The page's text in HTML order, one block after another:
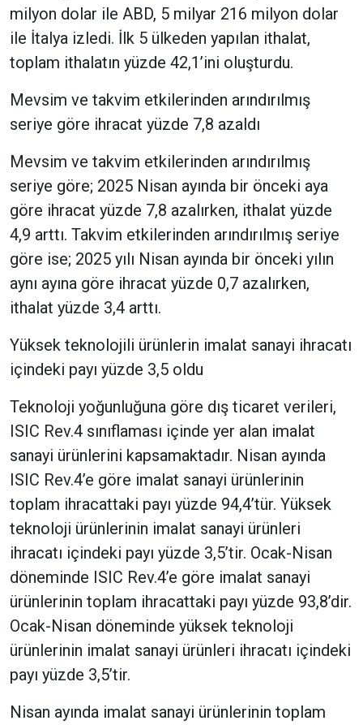
milyon dolar ile ABD, 5 milyar 216 milyon dolar
ile İtalya izledi. İlk 5 ülkeden yapılan ithalat,
toplam ithalatın yüzde 42,1’ini oluşturdu.
Mevsim ve takvim etkilerinden arındırılmış
seriye göre ihracat yüzde 7,8 azaldı
Mevsim ve takvim etkilerinden arındırılmış
seriye göre; 2025 Nisan ayında bir önceki aya
göre ihracat yüzde 7,8 azalırken, ithalat yüzde
4,9 arttı. Takvim etkilerinden arındırılmış seriye
göre ise; 2025 yılı Nisan ayında bir önceki yılın
aynı ayına göre ihracat yüzde 0,7 azalırken,
ithalat yüzde 3,4 arttı.
Yüksek teknolojili ürünlerin imalat sanayi ihracatı
içindeki payı yüzde 3,5 oldu
Teknoloji yoğunluğuna göre dış ticaret verileri,
ISIC Rev.4 sınıflaması içinde yer alan imalat
sanayi ürünlerini kapsamaktadır. Nisan ayında
ISIC Rev.4’e göre imalat sanayi ürünlerinin
toplam ihracattaki payı yüzde 94,4’tür. Yüksek
teknoloji ürünlerinin imalat sanayi ürünleri
ihracatı içindeki payı yüzde 3,5’tir. Ocak-Nisan
döneminde ISIC Rev.4’e göre imalat sanayi
ürünlerinin toplam ihracattaki payı yüzde 93,8’dir.
Ocak-Nisan döneminde yüksek teknoloji
ürünlerinin imalat sanayi ürünleri ihracatı içindeki
payı yüzde 3,5’tir.
Nisan ayında imalat sanayi ürünlerinin toplam